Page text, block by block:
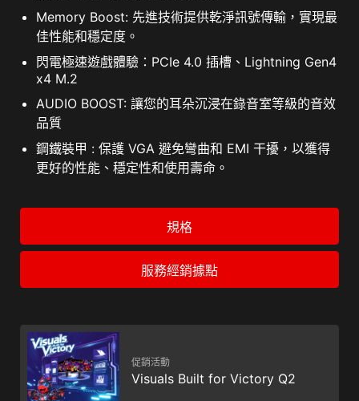
Memory Boost: 先進技術提供乾淨訊號傳輸，實現最
佳性能和穩定度。
閃電極速遊戲體驗：PCIe 4.0 插槽、Lightning Gen4
x4 M.2
AUDIO BOOST: 讓您的耳朵沉浸在錄音室等級的音效
品質
鋼鐵裝甲 : 保護 VGA 避免彎曲和 EMI 干擾，以獲得
更好的性能、穩定性和使用壽命。
規格
服務經銷據點
促銷活動
Visuals Built for Victory Q2